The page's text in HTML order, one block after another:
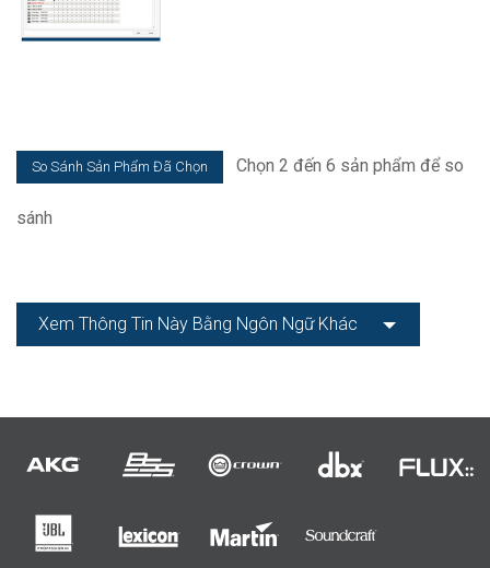
Chọn 2 đến 6 sản phẩm để so
sánh
Xem Thông Tin Này Bằng Ngôn Ngữ Khác